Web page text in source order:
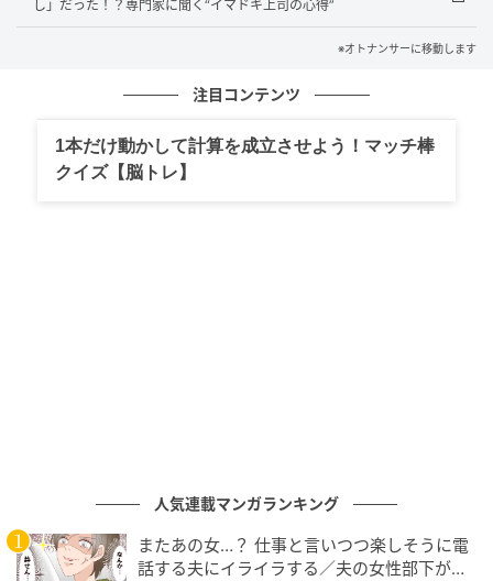
の記事をもっとみる
し」だった！？専門家に聞く“イマドキ上司の心得”
※オトナンサーに移動します
注目コンテンツ
1本だけ動かして計算を成立させよう！マッチ棒
クイズ【脳トレ】
人気連載マンガランキング
またあの女…？ 仕事と言いつつ楽しそうに電
話する夫にイライラする／夫の女性部下が気